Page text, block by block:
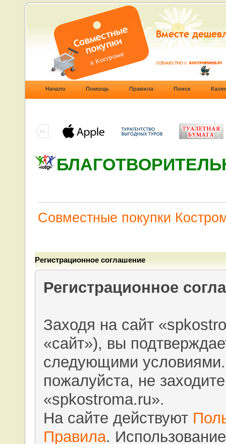
Начало Помощь Правила Поиск
Совместные покупки
Регистрационное соглашение
Регистрационное
Заходя на сайт
«сайт»), вы
следующими
пожалуйста, не
«spkostroma.ru».
На сайте действуют
Правила.